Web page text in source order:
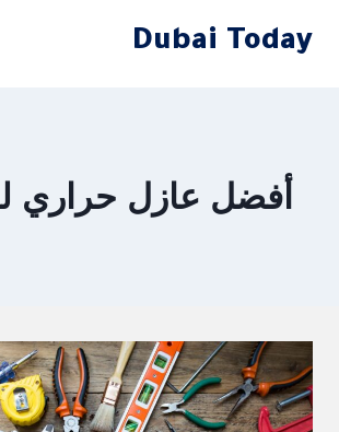
Dubai Today
أفضل عازل حراري